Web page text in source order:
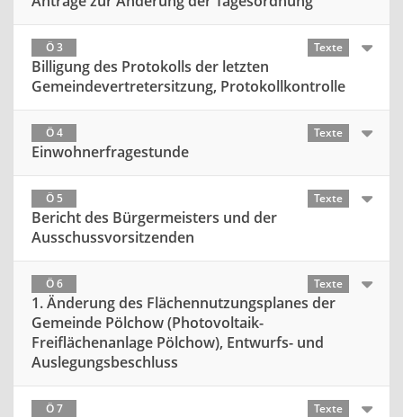
Ö 3 Texte
Billigung des Protokolls der letzten
Gemeindevertretersitzung, Protokollkontrolle
Ö 4 Texte
Einwohnerfragestunde
Ö 5 Texte
Bericht des Bürgermeisters und der
Ausschussvorsitzenden
Ö 6 Texte
1. Änderung des Flächennutzungsplanes der
Gemeinde Pölchow (Photovoltaik-
Freiflächenanlage Pölchow), Entwurfs- und
Auslegungsbeschluss
Ö 7 Texte